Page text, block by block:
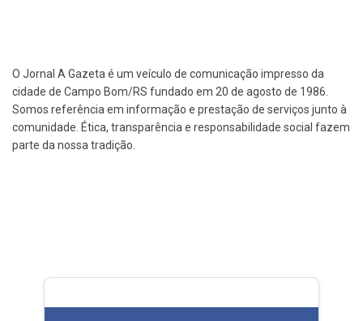
O Jornal A Gazeta é um veículo de comunicação impresso da
cidade de Campo Bom/RS fundado em 20 de agosto de 1986.
Somos referência em informação e prestação de serviços junto à
comunidade. Ética, transparência e responsabilidade social fazem
parte da nossa tradição.